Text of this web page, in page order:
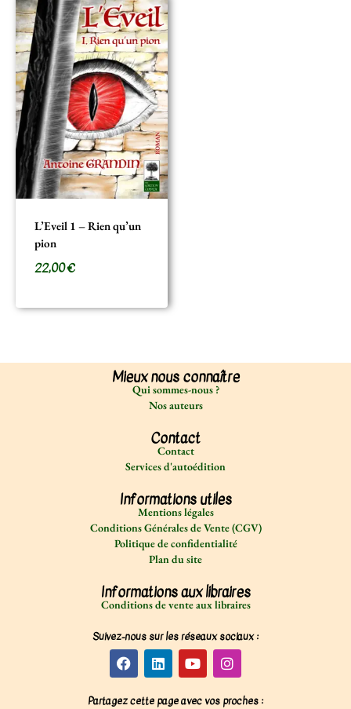
L’Eveil 1 – Rien qu’un
pion
22,00€
Mieux nous connaître
Qui sommes-nous ?
Nos auteurs
Contact
Contact
Services d'autoédition
Informations utiles
Mentions légales
Conditions Générales de Vente (CGV)
Politique de confidentialité
Plan du site
Informations aux libraires
Conditions de vente aux libraires
Suivez-nous sur les réseaux sociaux :
Partagez cette page avec vos proches :